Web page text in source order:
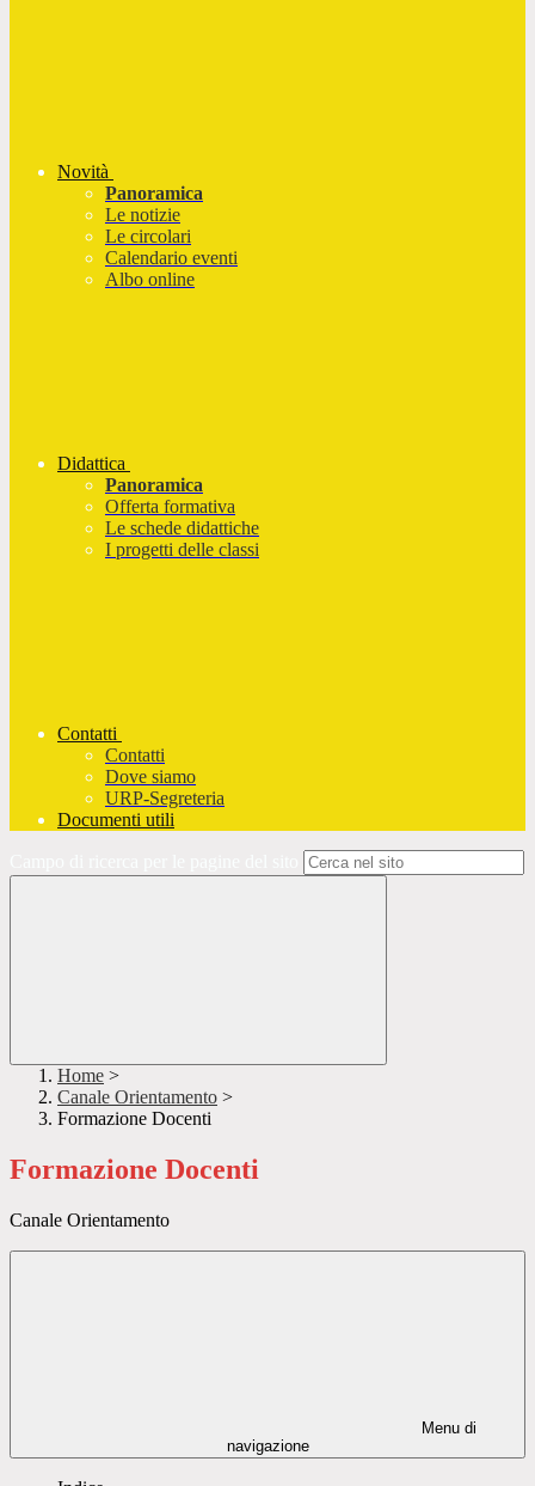
Novità
Panoramica
Le notizie
Le circolari
Calendario eventi
Albo online
Didattica
Panoramica
Offerta formativa
Le schede didattiche
I progetti delle classi
Contatti
Contatti
Dove siamo
URP-Segreteria
Documenti utili
Home >
Canale Orientamento >
Formazione Docenti
Formazione Docenti
Canale Orientamento
Menu di
navigazione